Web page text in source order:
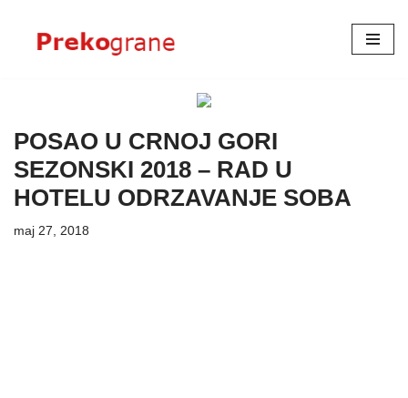
Skoči
POSAO U CRNOJ GORI
SEZONSKI 2018 – RAD U
HOTELU ODRZAVANJE SOBA
maj 27, 2018